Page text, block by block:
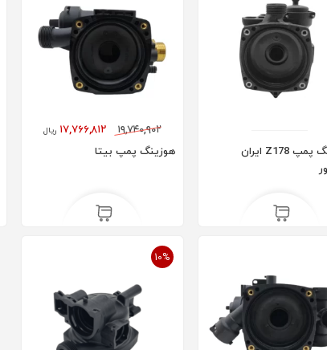
هوزینگ پمپ Z178 ایران
۱۹,۷۴۰,۹۰۲ ۱۷,۷۶۶,۸۱۲ ریال
هوزینگ پمپ بیتا
10%